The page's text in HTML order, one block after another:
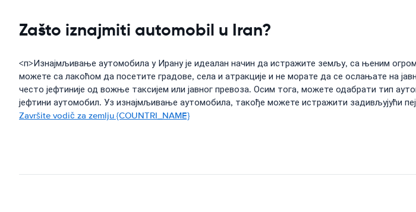
Zašto iznajmiti automobil u Iran?
<п>Изнајмљивање аутомобила у Ирану је идеалан начин да истражите земљу, са њеним
можете са лакоћом да посетите градове, села и атракције и не морате да се ослањате на
често јефтиније од вожње таксијем или јавног превоза. Осим тога, можете одабрати тип
јефтини аутомобил. Уз изнајмљивање аутомобила, такође можете истражити задивљујући
Završite vodič za zemlju {COUNTRI_NAME}